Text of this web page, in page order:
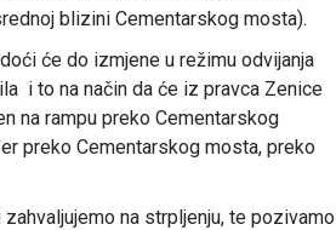
blizini Cementarskog mosta).
će do izmjene u režimu odvijanja
i to na način da će iz pravca Zenice
na rampu preko Cementarskog
preko Cementarskog mosta, preko
na strpljenju, te pozivamo